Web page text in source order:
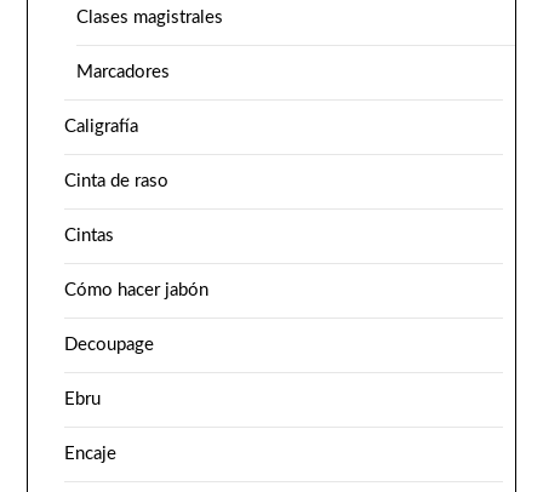
Clases magistrales
Marcadores
Caligrafía
Cinta de raso
Cintas
Cómo hacer jabón
Decoupage
Ebru
Encaje